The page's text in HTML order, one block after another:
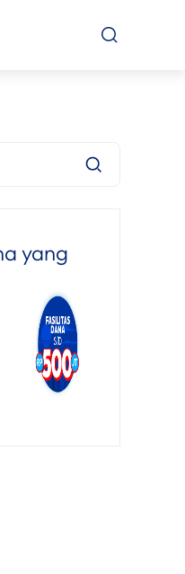
yang